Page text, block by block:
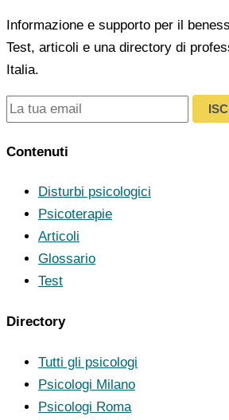
Informazione e supporto per il
Test, articoli e una directory di
Italia.
Contenuti
Disturbi psicologici
Psicoterapie
Articoli
Glossario
Test
Directory
Tutti gli psicologi
Psicologi Milano
Psicologi Roma